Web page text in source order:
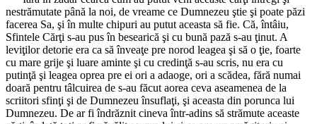
nestrămutate până la noi, de vreame ce Dumnezeu ştie şi poate păzi
facerea Sa, şi în multe chipuri au putut aceasta să fie. Că, întâiu,
Sfintele Cărţi s-au pus în besearică şi cu bună pază s-au ţinut. A
leviţilor detorie era ca să înveaţe pre norod leagea şi să o ţie, foarte
cu mare grije şi luare aminte şi cu credinţă s-au scris, nu era cu
putinţă şi leagea oprea pre ei ori a adaoge, ori a scădea, fără numai
doară pentru tâlcuirea de s-au făcut aorea ceva aseamenea de la
scriitori sfinţi şi de Dumnezeu însuflaţi, şi aceasta din porunca lui
Dumnezeu. De ar fi îndrăznit cineva într-adins să strămute aceaste